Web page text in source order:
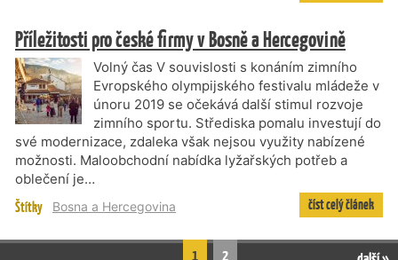
Příležitosti pro české firmy v Bosně a Hercegovině
Volný čas V souvislosti s konáním zimního
Evropského olympijského festivalu mládeže v
únoru 2019 se očekává další stimul rozvoje
zimního sportu. Střediska pomalu investují do
své modernizace, zdaleka však nejsou využity nabízené
možnosti. Maloobchodní nabídka lyžařských potřeb a
oblečení je…
Štítky Bosna a Hercegovina číst celý článek
1 2